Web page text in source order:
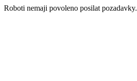
Roboti nemaji povoleno posilat pozadavky.